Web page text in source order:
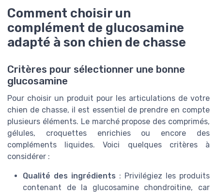
Comment choisir un
complément de glucosamine
adapté à son chien de chasse
Critères pour sélectionner une bonne
glucosamine
Pour choisir un produit pour les articulations de votre
chien de chasse, il est essentiel de prendre en compte
plusieurs éléments. Le marché propose des comprimés,
gélules, croquettes enrichies ou encore des
compléments liquides. Voici quelques critères à
considérer :
Qualité des ingrédients : Privilégiez les produits
contenant de la glucosamine chondroitine, car